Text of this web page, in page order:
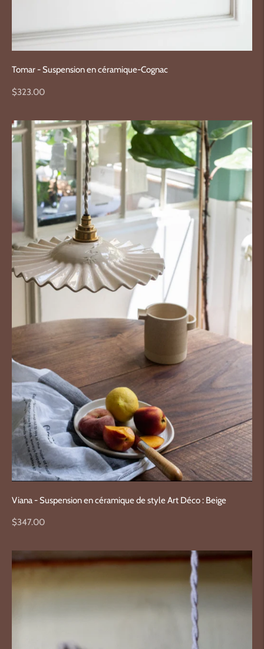
Tomar - Suspension en céramique-Cognac
Prix
$323.00
Viana - Suspension en céramique de style Art Déco : Beige
Prix
$347.00